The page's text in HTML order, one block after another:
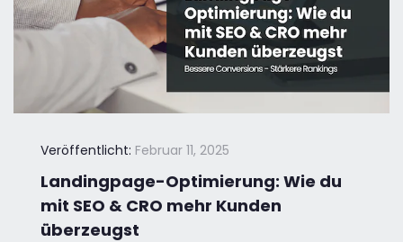
Veröffentlicht: Februar 11, 2025
Landingpage-Optimierung: Wie du
mit SEO & CRO mehr Kunden
überzeugst